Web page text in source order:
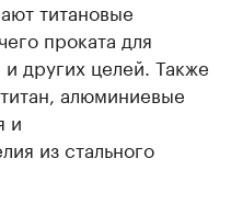
титановые
проката для
других целей. Также
алюминиевые
и
из стального